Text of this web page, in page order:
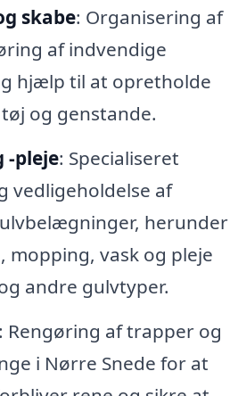
skabe: Organisering af
af indvendige
hjælp til at opretholde
og genstande.
-pleje: Specialiseret
vedligeholdelse af
herunder
mopping, vask og pleje
andre gulvtyper.
Rengøring af trapper og
i Nørre Snede for at